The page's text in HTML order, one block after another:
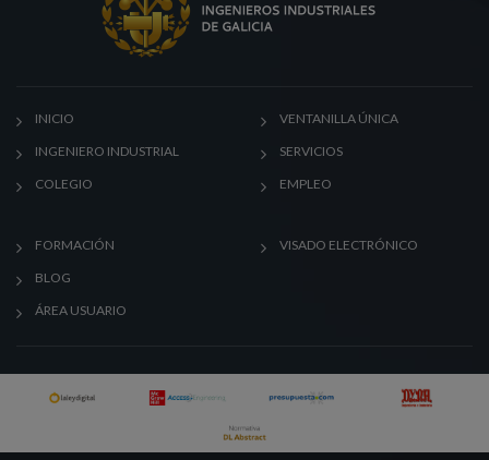
INICIO
INGENIERO INDUSTRIAL
COLEGIO
VENTANILLA ÚNICA
SERVICIOS
EMPLEO
FORMACIÓN
BLOG
ÁREA USUARIO
VISADO ELECTRÓNICO